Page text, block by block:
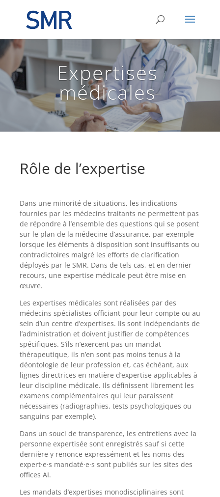
Expertises
médicales
Rôle de l’expertise
Dans une minorité de situations, les indications
fournies par les médecins traitants ne permettent pas
de répondre à l’ensemble des questions qui se posent
sur le plan de la médecine d’assurance, par exemple
lorsque les éléments à disposition sont insuffisants ou
contradictoires malgré les efforts de clarification
déployés par le SMR. Dans de tels cas, et en dernier
recours, une expertise médicale peut être mise en
œuvre.
Les expertises médicales sont réalisées par des
médecins spécialistes officiant pour leur compte ou au
sein d’un centre d’expertises. Ils sont indépendants de
l’administration et doivent justifier de compétences
spécifiques. S’ils n’exercent pas un mandat
thérapeutique, ils n’en sont pas moins tenus à la
déontologie de leur profession et, cas échéant, aux
lignes directrices en matière d’expertise applicables à
leur discipline médicale. Ils définissent librement les
examens complémentaires qui leur paraissent
nécessaires (radiographies, tests psychologiques ou
sanguins par exemple).
Dans un souci de transparence, les entretiens avec la
personne expertisée sont enregistrés sauf si cette
dernière y renonce expressément et les noms des
expert·e·s mandaté·e·s sont publiés sur les sites des
offices AI.
Les mandats d’expertises monodisciplinaires sont